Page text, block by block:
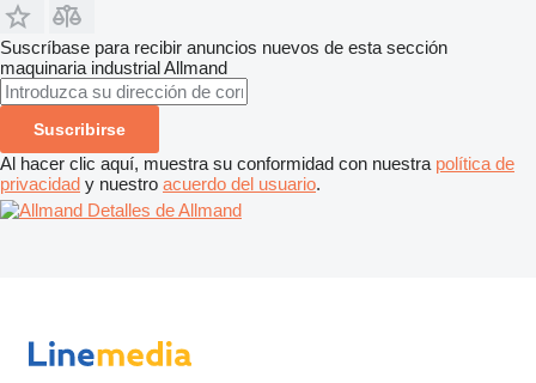
Suscríbase para recibir anuncios nuevos de esta sección
maquinaria industrialAllmand
Suscribirse
Al hacer clic aquí, muestra su conformidad con nuestra política de
privacidad y nuestro acuerdo del usuario.
Detalles de Allmand